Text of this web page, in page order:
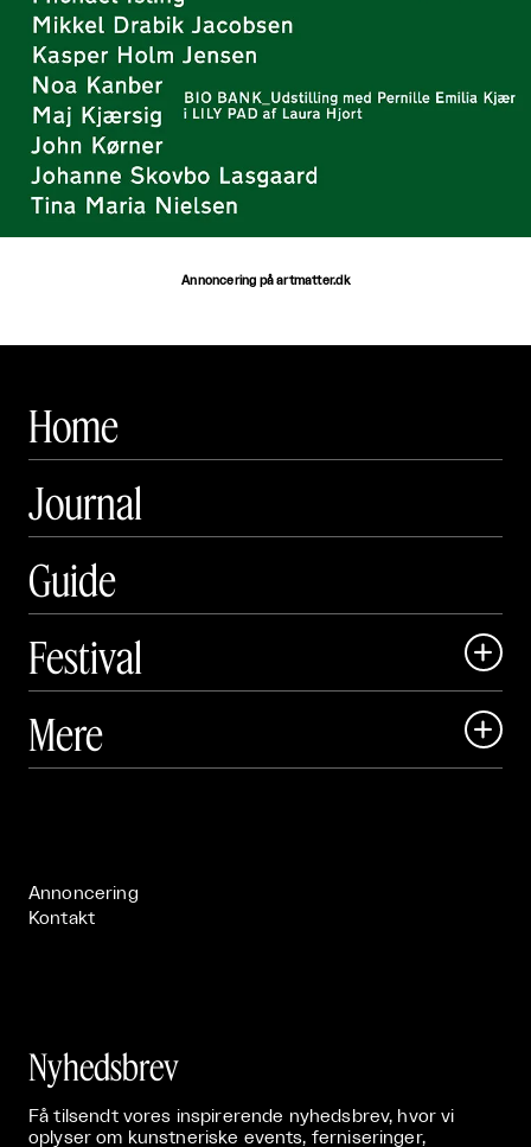
Annoncering på artmatter.dk
Home
Journal
Guide
Festival

 Art Matter Festival
Mere 
Annoncering
Kontakt
Nyhedsbrev
Få tilsendt vores inspirerende nyhedsbrev, hvor vi
oplyser om kunstneriske events, ferniseringer,